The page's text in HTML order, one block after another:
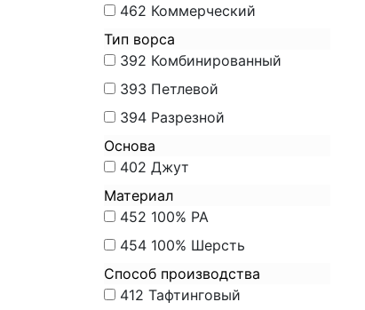
462 Коммерческий
Тип ворса
392 Комбинированный
393 Петлевой
394 Разрезной
Основа
402 Джут
Материал
452 100% PA
454 100% Шерсть
Способ производства
412 Тафтинговый